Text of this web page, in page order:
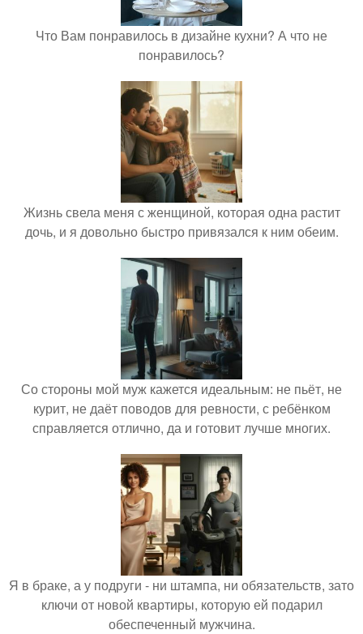
Что Вам понравилось в дизайне кухни? А что не
понравилось?
Жизнь свела меня с женщиной, которая одна растит
дочь, и я довольно быстро привязался к ним обеим.
Со стороны мой муж кажется идеальным: не пьёт, не
курит, не даёт поводов для ревности, с ребёнком
справляется отлично, да и готовит лучше многих.
Я в браке, а у подруги - ни штампа, ни обязательств, зато
ключи от новой квартиры, которую ей подарил
обеспеченный мужчина.